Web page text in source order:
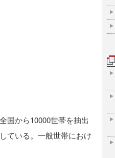
国から10000世帯を抽出
ている。一般世帯におけ